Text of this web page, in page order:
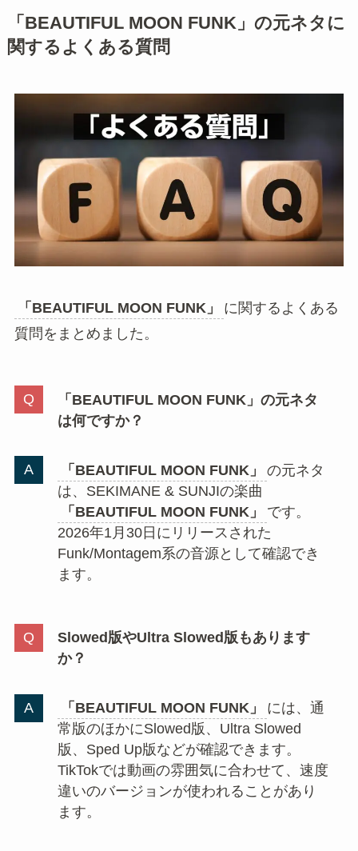
「BEAUTIFUL MOON FUNK」の元ネタに
関するよくある質問
「BEAUTIFUL MOON FUNK」
に関するよくある
質問をまとめました。
「BEAUTIFUL MOON FUNK」の元ネタ
は何ですか？
「BEAUTIFUL MOON FUNK」
の元ネタ
は、SEKIMANE & SUNJIの楽曲
「BEAUTIFUL MOON FUNK」
です。
2026年1月30日にリリースされた
Funk/Montagem系の音源として確認でき
ます。
Slowed版やUltra Slowed版もあります
か？
「BEAUTIFUL MOON FUNK」
には、通
常版のほかにSlowed版、Ultra Slowed
版、Sped Up版などが確認できます。
TikTokでは動画の雰囲気に合わせて、速度
違いのバージョンが使われることがあり
ます。